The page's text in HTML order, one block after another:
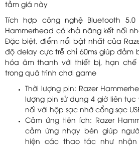
tầm giá này
Tích hợp công nghệ Bluetooth 5.0
Hammerhead có khả năng kết nối
Đặc biệt, điểm nổi bật nhất của
độ delay cực trễ chỉ 60ms giúp đảm
hóa âm thanh với thiết bị, hạn
trong quá trình chơi game
Thời lượng pin: Razer
lượng pin sử dụng 4 giờ liên
nối với hộp sạc nhờ cổng sạc
Cảm ứng tiện ích: Razer
cảm ứng nhạy bén giúp
hiện các thao tác như